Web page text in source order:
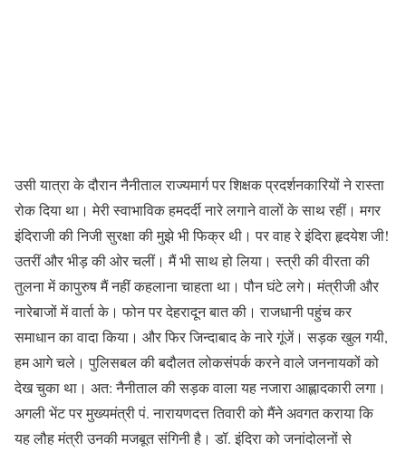
उसी यात्रा के दौरान नैनीताल राज्यमार्ग पर शिक्षक प्रदर्शनकारियों ने रास्ता
रोक दिया था। मेरी स्वाभाविक हमदर्दी नारे लगाने वालों के साथ रहीं। मगर
इंदिराजी की निजी सुरक्षा की मुझे भी फिक्र थी। पर वाह रे इंदिरा हृदयेश जी!
उतरीं और भीड़ की ओर चलीं। मैं भी साथ हो लिया। स्त्री की वीरता की
तुलना में कापुरुष मैं नहीं कहलाना चाहता था। पौन घंटे लगे। मंत्रीजी और
नारेबाजों में वार्ता के। फोन पर देहरादून बात की। राजधानी पहुंच कर
समाधान का वादा किया। और फिर जिन्दाबाद के नारे गूंजें। सड़क खुल गयी,
हम आगे चले। पुलिसबल की बदौलत लोकसंपर्क करने वाले जननायकों को
देख चुका था। अत: नैनीताल की सड़क वाला यह नजारा आह्लादकारी लगा।
अगली भेंट पर मुख्यमंत्री पं. नारायणदत्त तिवारी को मैंने अवगत कराया कि
यह लौह मंत्री उनकी मजबूत संगिनी है। डॉ. इंदिरा को जनांदोलनों से